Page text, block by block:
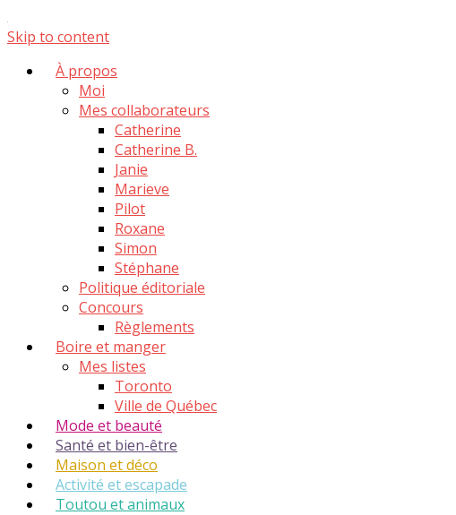
Skip to content
À propos
Moi
Mes collaborateurs
Catherine
Catherine B.
Janie
Marieve
Pilot
Roxane
Simon
Stéphane
Politique éditoriale
Concours
Règlements
Boire et manger
Mes listes
Toronto
Ville de Québec
Mode et beauté
Santé et bien-être
Maison et déco
Activité et escapade
Toutou et animaux